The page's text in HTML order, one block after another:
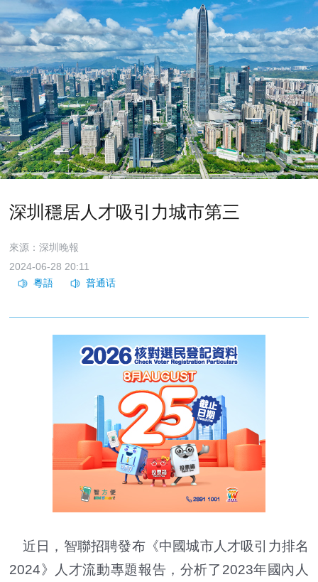
深圳穩居人才吸引力城市第三
來源：深圳晚報
2024-06-28 20:11
近日，智聯招聘發布《中國城市人才吸引力排名
2024》人才流動專題報告，分析了2023年國內人